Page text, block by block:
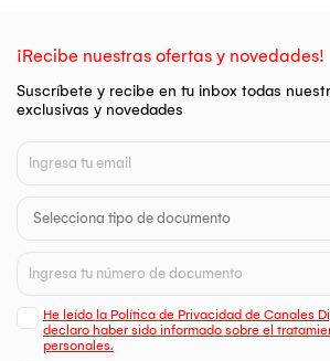
¡Recibe nuestras ofertas y novedades!
Suscríbete y recibe en tu inbox todas
exclusivas y novedades
He leído la Política de Privacidad de Canales
declaro haber sido informado sobre el
personales.